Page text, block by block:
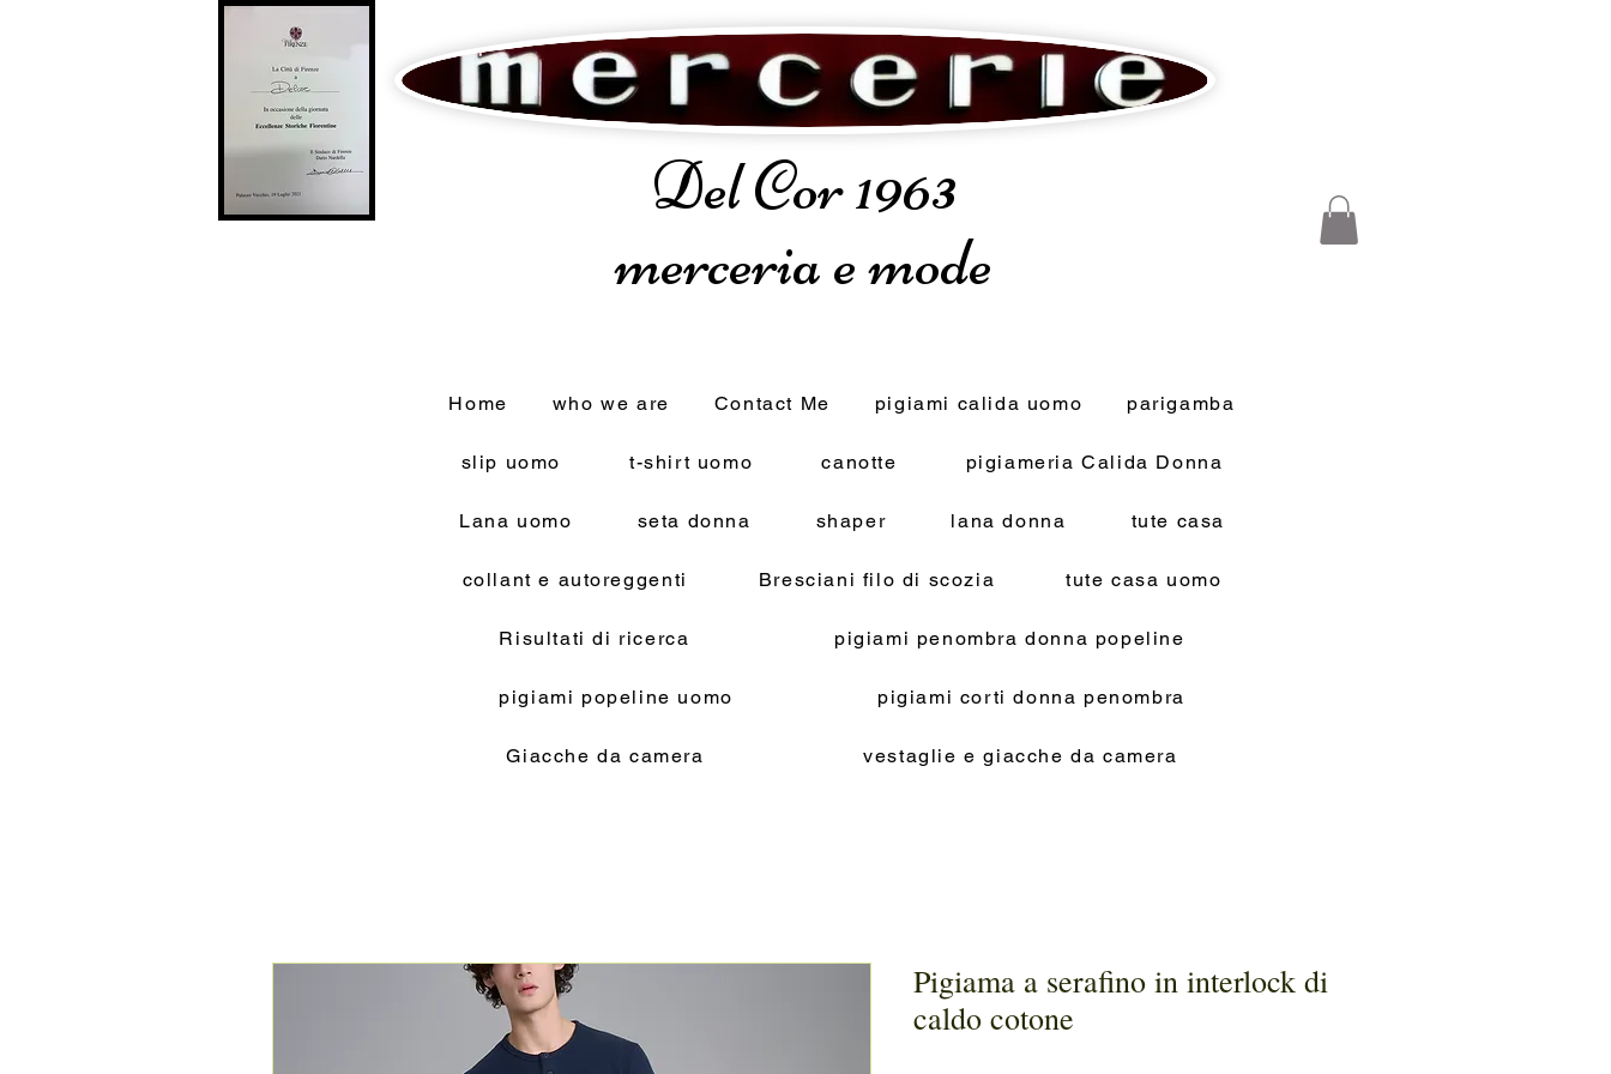
Del Cor 1963
merceria e mode
Home who we are Contact Me pigiami calida uomo parigamba
slip uomo t-shirt uomo canotte pigiameria Calida Donna
Lana uomo seta donna shaper lana donna tute casa
collant e autoreggenti Bresciani filo di scozia tute casa uomo
Risultati di ricerca pigiami penombra donna popeline
pigiami popeline uomo pigiami corti donna penombra
Giacche da camera vestaglie e giacche da camera
Pigiama a serafino in interlock di
caldo cotone